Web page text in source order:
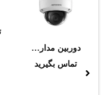
دوربین مداربسته هایک ویژن مدل DS-2CD2185FWD-I
تماس بگیرید